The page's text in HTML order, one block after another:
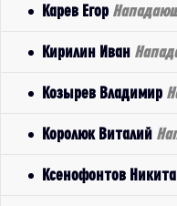
Карев Егор
Кирилин Иван
Козырев Владимир
Королюк Виталий
Ксенофонтов Никита